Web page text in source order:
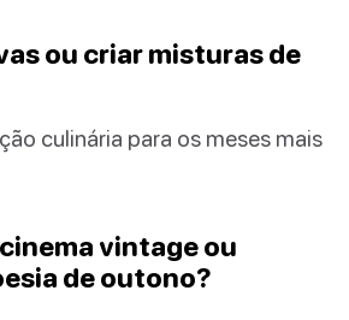
ou criar misturas de
culinária para os meses mais
vintage ou
de outono?